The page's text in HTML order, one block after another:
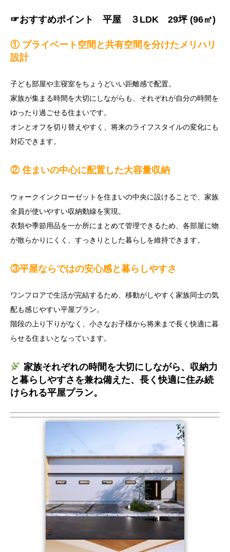
☞おすすめポイント 平屋 ３LDK 29坪 (96㎡)
① プライベート空間と共有空間を分けたメリハリ
設計
子ども部屋や主寝室をちょうどいい距離感で配置。
家族が集まる時間を大切にしながらも、それぞれが自分の時間を
ゆったり過ごせる住まいです。
オンとオフを切り替えやすく、将来のライフスタイルの変化にも
対応できます。
② 住まいの中心に配置した大容量収納
ウォークインクローゼットを住まいの中央に設けることで、家族
全員が使いやすい収納動線を実現。
衣類や季節用品を一か所にまとめて管理できるため、各部屋に物
が散らかりにくく、すっきりとした暮らしを維持できます。
③平屋ならではの安心感と暮らしやすさ
ワンフロアで生活が完結するため、移動がしやすく家族同士の気
配も感じやすい平屋プラン。
階段の上り下りがなく、小さなお子様から将来まで長く快適に暮
らせる住まいとなっています。
家族それぞれの時間を大切にしながら、収納力
と暮らしやすさを兼ね備えた、長く快適に住み続
けられる平屋プラン。